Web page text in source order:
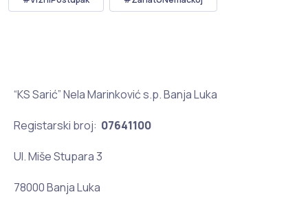
“KS Sarić” Nela Marinković s.p. Banja Luka
Registarski broj: 07641100
Ul. Miše Stupara 3
78000 Banja Luka